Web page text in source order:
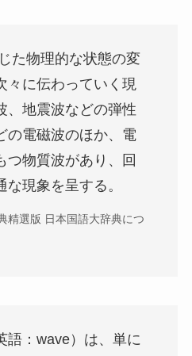
た物理的な状態の変
々に伝わっていく現
、地震波などの弾性
の電磁波のほか、電
つ物質波があり、回
現象を呈する。
精選版 日本国語大辞典につ
語：wave）は、単に